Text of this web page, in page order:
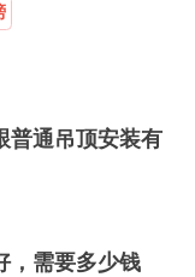
普通吊顶安装有
，需要多少钱